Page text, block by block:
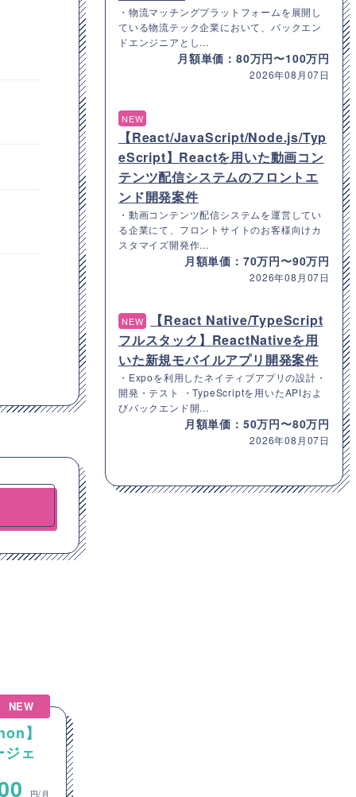
NEW
】
ェ
円/月
・物流マッチングプラットフォームを展開し
ている物流テック企業において、バックエン
ドエンジニアとし...
月額単価：80万円〜100万円
2026年08月07日
NEW
【React/JavaScript/Node.js/Typ
eScript】Reactを用いた動画コン
テンツ配信システムのフロントエ
ンド開発案件
・動画コンテンツ配信システムを運営してい
る企業にて、フロントサイトのお客様向けカ
スタマイズ開発作...
月額単価：70万円〜90万円
2026年08月07日
NEW
【React Native/TypeScript
フルスタック】ReactNativeを用
いた新規モバイルアプリ開発案件
・Expoを利用したネイティブアプリの設計・
開発・テスト ・TypeScriptを用いたAPIおよ
びバックエンド開...
月額単価：50万円〜80万円
2026年08月07日